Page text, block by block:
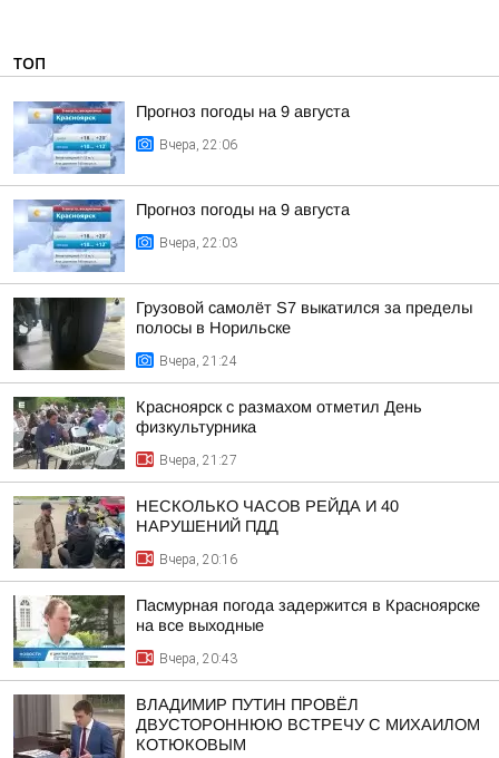
ТОП
Прогноз погоды на 9 августа
Вчера, 22:06
Прогноз погоды на 9 августа
Вчера, 22:03
Грузовой самолёт S7 выкатился за пределы
полосы в Норильске
Вчера, 21:24
Красноярск с размахом отметил День
физкультурника
Вчера, 21:27
НЕСКОЛЬКО ЧАСОВ РЕЙДА И 40
НАРУШЕНИЙ ПДД
Вчера, 20:16
Пасмурная погода задержится в Красноярске
на все выходные
Вчера, 20:43
ВЛАДИМИР ПУТИН ПРОВЁЛ
ДВУСТОРОННЮЮ ВСТРЕЧУ С МИХАИЛОМ
КОТЮКОВЫМ